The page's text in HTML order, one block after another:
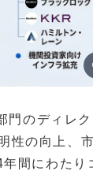
門のディレク
性の向上、
間にわたり